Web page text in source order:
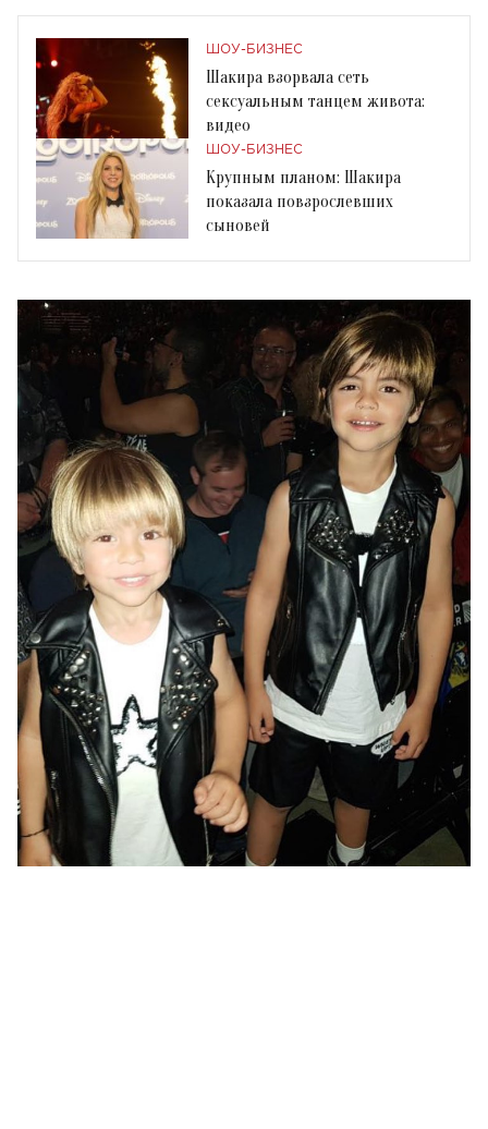
ШОУ-БИЗНЕС
Шакира взорвала сеть
сексуальным танцем живота:
видео
ШОУ-БИЗНЕС
Крупным планом: Шакира
показала повзрослевших
сыновей